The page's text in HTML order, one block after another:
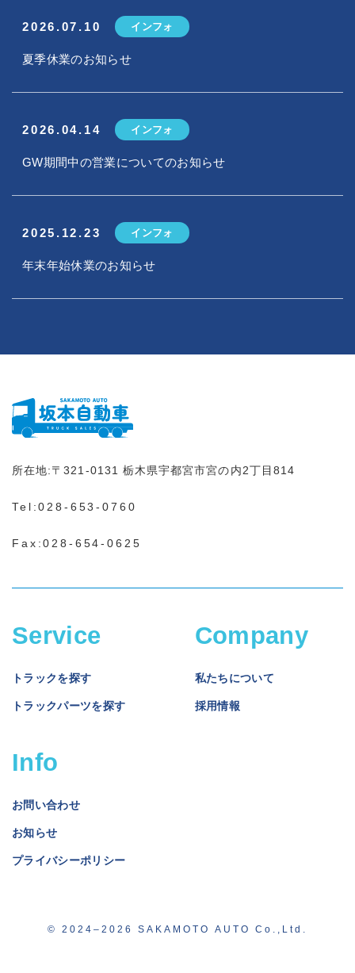
2026.07.10 インフォ
夏季休業のお知らせ
2026.04.14 インフォ
GW期間中の営業についてのお知らせ
2025.12.23 インフォ
年末年始休業のお知らせ
所在地:〒321-0131 栃木県宇都宮市宮の内2丁目814
Tel:028-653-0760
Fax:028-654-0625
Service
トラックを探す
トラックパーツを探す
Company
私たちについて
採用情報
Info
お問い合わせ
お知らせ
プライバシーポリシー
© 2024–2026 SAKAMOTO AUTO Co.,Ltd.